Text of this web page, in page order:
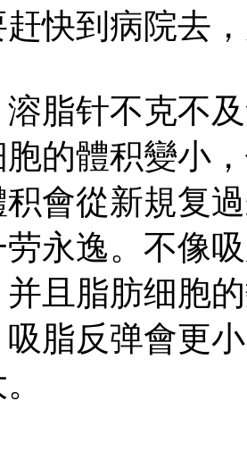
赶快到病院去
溶脂针不克不
胞的體积變小
积會從新規复
劳永逸。不像
且脂肪细胞
吸脂反弹會更